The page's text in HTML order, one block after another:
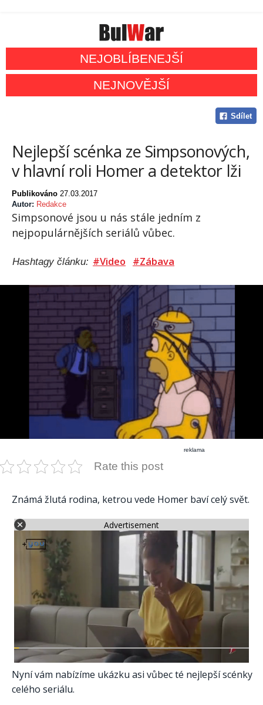
NEJOBLÍBENEJŠÍ
NEJNOVĚJŠÍ
Sdílet
Nejlepší scénka ze Simpsonových,
v hlavní roli Homer a detektor lži
Publikováno 27.03.2017
Autor: Redakce
Simpsonové jsou u nás stále jedním z
nejpopulárnějších seriálů vůbec.
Hashtagy článku: #Video #Zábava
reklama
Rate this post
Známá žlutá rodina, ketrou vede Homer baví celý svět.
Advertisement
Nyní vám nabízíme ukázku asi vůbec té nejlepší scénky
celého seriálu.